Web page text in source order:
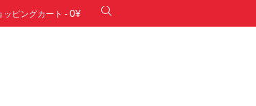
ッピングカート - 0¥